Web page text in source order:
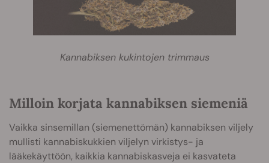
Kannabiksen kukintojen trimmaus
Milloin korjata kannabiksen siemeniä
Vaikka sinsemillan (siemenettömän) kannabiksen viljely
mullisti kannabiskukkien viljelyn virkistys- ja
lääkekäyttöön, kaikkia kannabiskasveja ei kasvateta